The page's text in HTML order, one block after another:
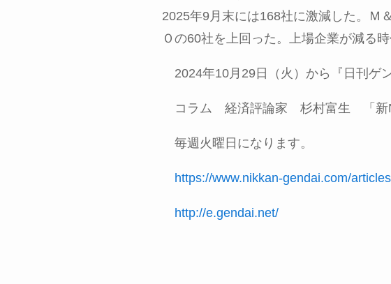
2025年9 月末には168社に激減した。Ｍ
Ｏの60社を上回った。上場企業が減る
2024年10月 29 日（火）から『日刊ゲ
コラム 経済評論家 杉村富生 「新
毎週火曜日になります。
https://www.nikkan-gendai.com/
http://e.gendai.net/